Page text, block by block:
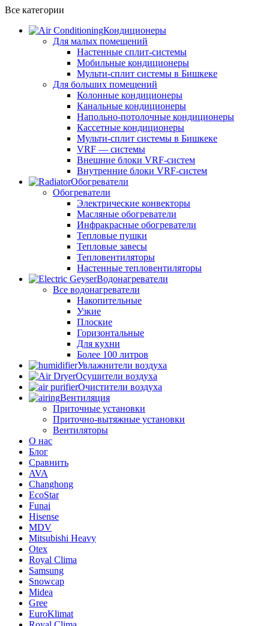
Все категории
Кондиционеры
Для малых помещений
Настенные сплит-системы
Мобильные кондиционеры
Мульти-сплит системы в Бишкеке
Для больших помещений
Колонные кондиционеры
Канальные кондиционеры
Напольно-потолочные кондиционеры
Кассетные кондиционеры
Мульти-сплит системы в Бишкеке
VRF — системы
Внешние блоки VRF-систем
Внутренние блоки VRF-систем
Обогреватели
Обогреватели
Электрические конвекторы
Масляные обогреватели
Инфракрасные обогреватели
Тепловые пушки
Тепловые завесы
Тепловентиляторы
Настенные тепловентиляторы
Водонагреватели
Все водонагреватели
Накопительные
Узкие
Плоские
Горизонтальные
Для кухни
Более 100 литров
Увлажнители воздуха
Осушители воздуха
Очистители воздуха
Вентиляция
Приточные установки
Приточно-вытяжные установки
Вентиляторы
О нас
Блог
Сравнить
AVA
Changhong
EcoStar
Funai
Hisense
MDV
Mitsubishi Heavy
Otex
Royal Clima
Samsung
Snowcap
Midea
Gree
EuroKlimat